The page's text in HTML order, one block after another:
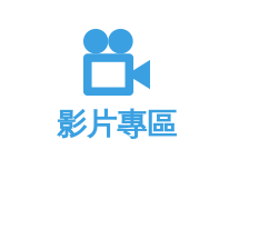
影片專區